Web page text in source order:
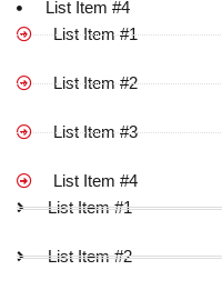
List Item #4
List Item #1
List Item #2
List Item #3
List Item #4
List Item #1
List Item #2